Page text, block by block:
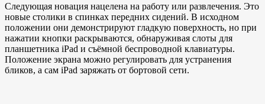
Следующая новация нацелена на работу или развлечения. Это
новые столики в спинках передних сидений. В исходном
положении они демонстрируют гладкую поверхность, но при
нажатии кнопки раскрываются, обнаруживая слоты для
планшетника iPad и съёмной беспроводной клавиатуры.
Положение экрана можно регулировать для устранения
бликов, а сам iPad заряжать от бортовой сети.